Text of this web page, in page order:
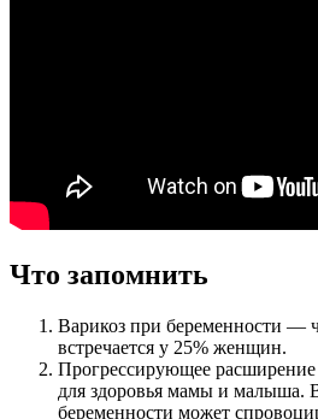
Что запомнить
Варикоз при беременности —
встречается у 25% женщин.
Прогрессирующее
для здоровья мамы и малыша.
беременности может